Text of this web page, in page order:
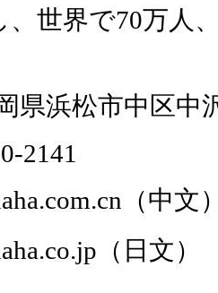
世界で70万人
県浜松市中区中
2141
（中文
（日文）